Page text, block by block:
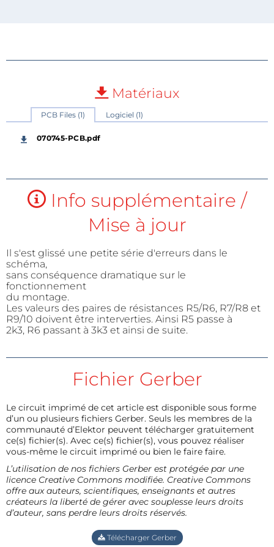
Matériaux
PCB Files (1) Logiciel (1)
070745-PCB.pdf
Info supplémentaire /
Mise à jour
Il s'est glissé une petite série d'erreurs dans le
schéma,
sans conséquence dramatique sur le
fonctionnement
du montage.
Les valeurs des paires de résistances R5/R6, R7/R8 et
R9/10 doivent être interverties. Ainsi R5 passe à
2k3, R6 passant à 3k3 et ainsi de suite.
Fichier Gerber
Le circuit imprimé de cet article est disponible sous forme
d’un ou plusieurs fichiers Gerber. Seuls les membres de la
communauté d’Elektor peuvent télécharger gratuitement
ce(s) fichier(s). Avec ce(s) fichier(s), vous pouvez réaliser
vous-même le circuit imprimé ou bien le faire faire.
L’utilisation de nos fichiers Gerber est protégée par une
licence Creative Commons modifiée. Creative Commons
offre aux auteurs, scientifiques, enseignants et autres
créateurs la liberté de gérer avec souplesse leurs droits
d’auteur, sans perdre leurs droits réservés.
Télécharger Gerber